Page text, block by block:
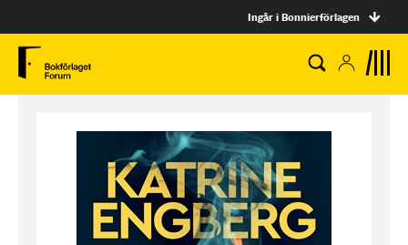
Ingår i Bonnierförlagen